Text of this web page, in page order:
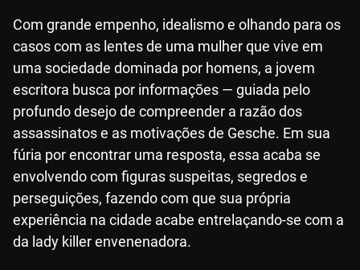
Com grande empenho, idealismo e olhando para os
casos com as lentes de uma mulher que vive em
uma sociedade dominada por homens, a jovem
escritora busca por informações — guiada pelo
profundo desejo de compreender a razão dos
assassinatos e as motivações de Gesche. Em sua
fúria por encontrar uma resposta, essa acaba se
envolvendo com figuras suspeitas, segredos e
perseguições, fazendo com que sua própria
experiência na cidade acabe entrelaçando-se com a
da lady killer envenenadora.